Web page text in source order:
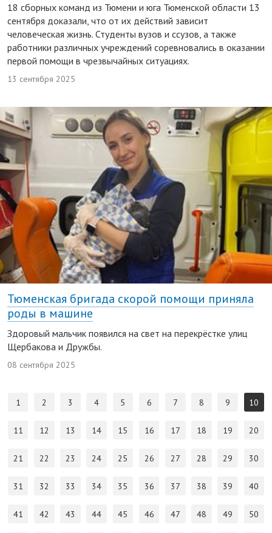
18 сборных команд из Тюмени и юга Тюменской области 13
сентября доказали, что от их действий зависит
человеческая жизнь. Студенты вузов и ссузов, а также
работники различных учреждений соревновались в оказании
первой помощи в чрезвычайных ситуациях.
13 сентября 2025
Тюменская бригада скорой помощи приняла
роды в машине
Здоровый мальчик появился на свет на перекрёстке улиц
Щербакова и Дружбы.
08 сентября 2025
1 2 3 4 5 6 7 8 9 10
11 12 13 14 15 16 17 18 19 20
21 22 23 24 25 26 27 28 29 30
31 32 33 34 35 36 37 38 39 40
41 42 43 44 45 46 47 48 49 50